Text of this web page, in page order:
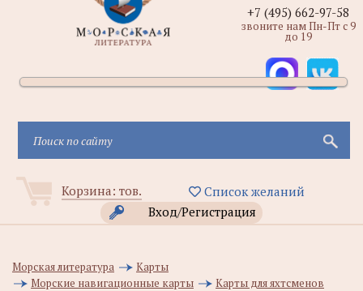
Корзина: тов.
Список желаний
Вход/Регистрация
+7 (495) 662-97-58
звоните нам Пн-Пт с 9
до 19
Морская литература
Карты
Морские навигационные карты
Карты для яхтсменов